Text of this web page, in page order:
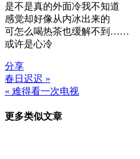
是不是真的外面冷我不知道
感觉却好像从内冰出来的
可怎么喝热茶也缓解不到……
或许是心冷
分享
文
章
导
春日迟迟 »
« 难得看一次电视
更多类似文章